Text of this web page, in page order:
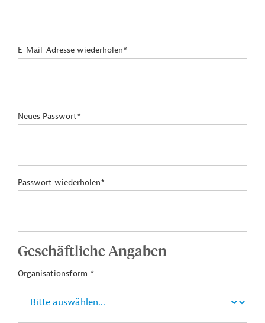
E-Mail-Adresse wiederholen*
Neues Passwort*
Passwort wiederholen*
Geschäftliche Angaben
Organisationsform *